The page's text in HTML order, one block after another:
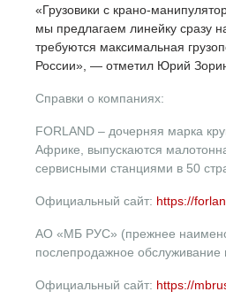
«Грузовики с крано-
мы предлагаем линейку сразу
требуются максимальная
России», — отметил Юрий
Справки о компаниях:
FORLAND – дочерняя марка
Африке, выпускаются
сервисными станциями в 50
Официальный сайт: https://
АО «МБ РУС» (прежнее
послепродажное обслуживание
Официальный сайт: https://